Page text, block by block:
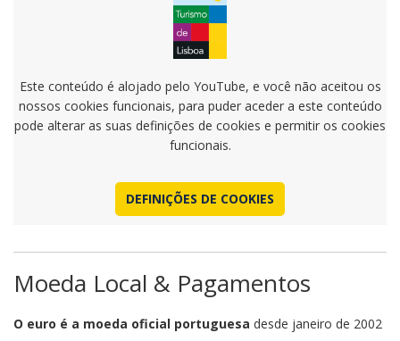
Este conteúdo é alojado pelo YouTube, e você não aceitou os
nossos cookies funcionais, para puder aceder a este conteúdo
pode alterar as suas definições de cookies e permitir os cookies
funcionais.
DEFINIÇÕES DE COOKIES
Moeda Local & Pagamentos
O euro é a moeda oficial portuguesa desde janeiro de 2002